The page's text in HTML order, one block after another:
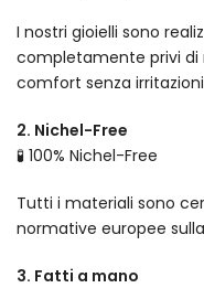
I nostri gioielli sono
completamente privi di
comfort senza
2. Nichel-Free
🧪 100% Nichel-Free
Tutti i materiali sono
normative europee
3. Fatti a mano